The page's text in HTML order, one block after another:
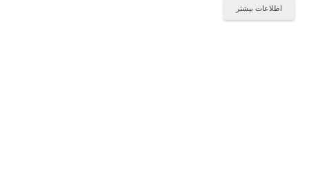
اطلاعات بیشتر